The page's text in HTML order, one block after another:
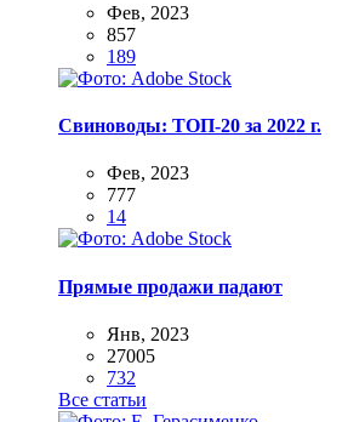
Фев, 2023
857
189
Свиноводы: ТОП-20 за 2022 г.
Фев, 2023
777
14
Прямые продажи падают
Янв, 2023
27005
732
Все статьи